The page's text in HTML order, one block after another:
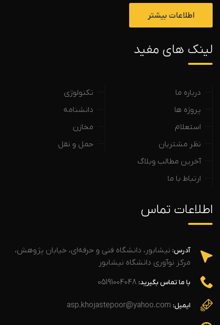
اطلاعات بیشتر
لینک های مفید
تکنولوژی
دانشنامه
مخازن
حمل و نقل
درباره ما
پروژه ها
استعلام
نظر مشتریان
آخرین مطالب وبلاگ
ارتباط با ما
اطلاعات تماس
آدرس: نیشابور، دانشگاه فنی و حرفه‌ای، خیابان پژوهش،
مرکز نوآوری دانشگاه نیشابور
با ما تماس بگیرید:
ایمیل: